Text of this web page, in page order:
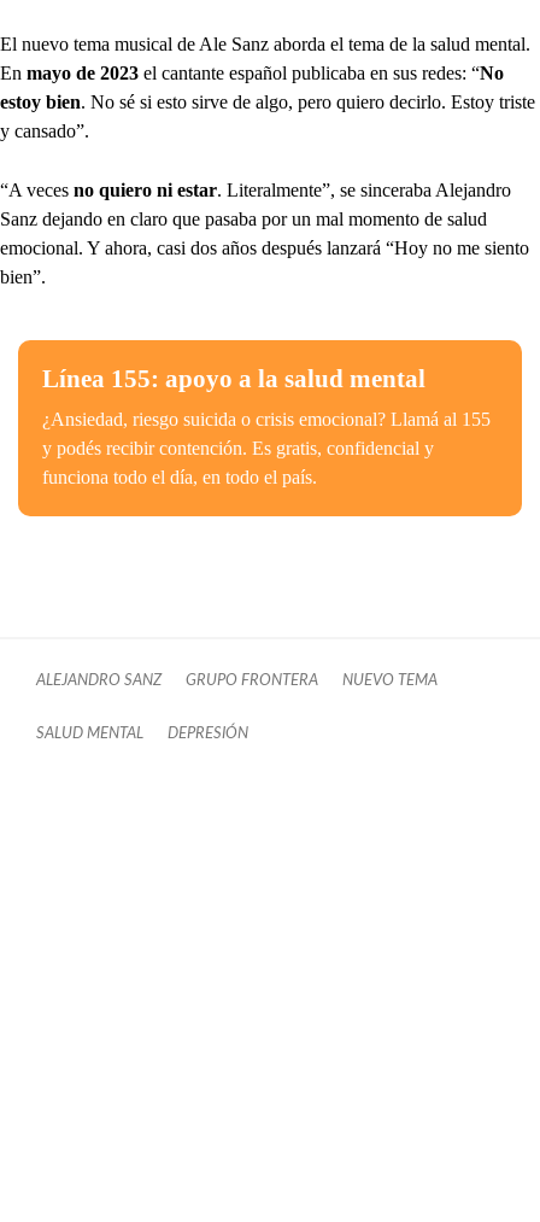
El nuevo tema musical de Ale Sanz aborda el tema de la salud mental.
En mayo de 2023 el cantante español publicaba en sus redes: “No
estoy bien. No sé si esto sirve de algo, pero quiero decirlo. Estoy triste
y cansado”.
“A veces no quiero ni estar. Literalmente”, se sinceraba Alejandro
Sanz dejando en claro que pasaba por un mal momento de salud
emocional. Y ahora, casi dos años después lanzará “Hoy no me siento
bien”.
Línea 155: apoyo a la salud mental
¿Ansiedad, riesgo suicida o crisis emocional? Llamá al 155
y podés recibir contención. Es gratis, confidencial y
funciona todo el día, en todo el país.
ALEJANDRO SANZ GRUPO FRONTERA NUEVO TEMA
SALUD MENTAL DEPRESIÓN